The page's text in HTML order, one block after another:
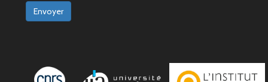
Envoyer